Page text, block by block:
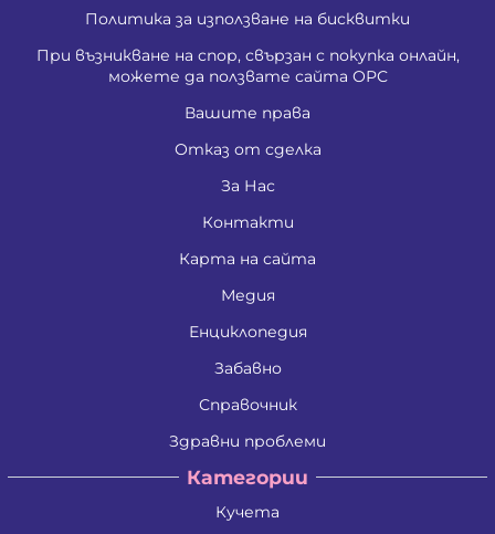
Политика за използване на бисквитки
При възникване на спор, свързан с покупка онлайн,
можете да ползвате сайта ОРС
Вашите права
Отказ от сделка
За Нас
Контакти
Карта на сайта
Медия
Енциклопедия
Забавно
Справочник
Здравни проблеми
Категории
Кучета